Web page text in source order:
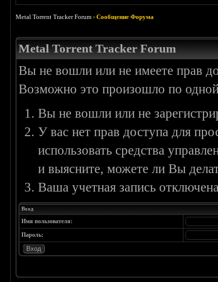
Metal Torrent Tracker Forum ›Сообщение Форума
Metal Torrent Tracker Forum
Вы не вошли или не имеете прав
Возможно это произошло по
Вы не вошли или не
У вас нет прав доступа для
использовать средства
и выясните, можете ли Вы
Ваша учетная запись
Вход
Имя пользователя:
Пароль: